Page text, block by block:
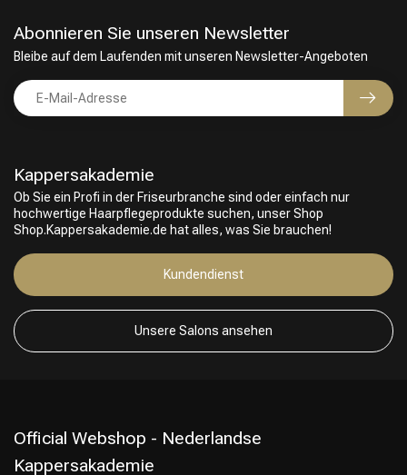
Kappersakademie
Ob Sie ein Profi in der Friseurbranche sind oder einfach nur
hochwertige Haarpflegeprodukte suchen, unser Shop
Shop.Kappersakademie.de hat alles, was Sie brauchen!
Kundendienst
Unsere Salons ansehen
Abonnieren Sie unseren Newsletter
Bleibe auf dem Laufenden mit unseren Newsletter-Angeboten
Official Webshop - Nederlandse
Kappersakademie